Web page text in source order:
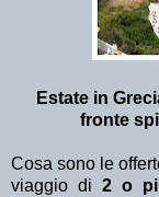
Estate in
fronte
Cosa sono le
viaggio di2 o